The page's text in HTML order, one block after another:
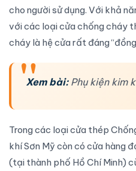
cho người sử dụng. Với khả
với các loại cửa chống cháy
cháy là hệ cửa rất đáng
Xem bài: Phụ kiện kim
Trong các loại cửa thép
khí Sơn Mỹ còn có cửa hàng
(tại thành phố Hồ Chí Minh)